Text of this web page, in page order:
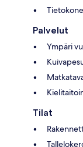
Palvelut
Ympäri
Tilat